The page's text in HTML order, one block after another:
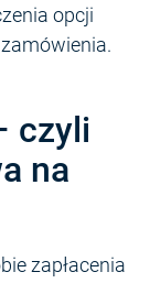
opcji
czyli
na
zapłacenia